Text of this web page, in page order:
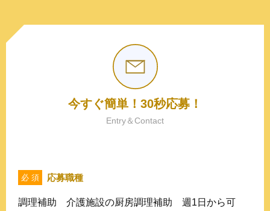
今すぐ簡単！30秒応募！
Entry＆Contact
必 須 応募職種
調理補助 介護施設の厨房調理補助 週1日から可